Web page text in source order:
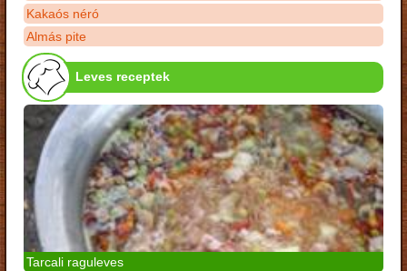
Kakaós néró
Almás pite
Leves receptek
Tarcali raguleves